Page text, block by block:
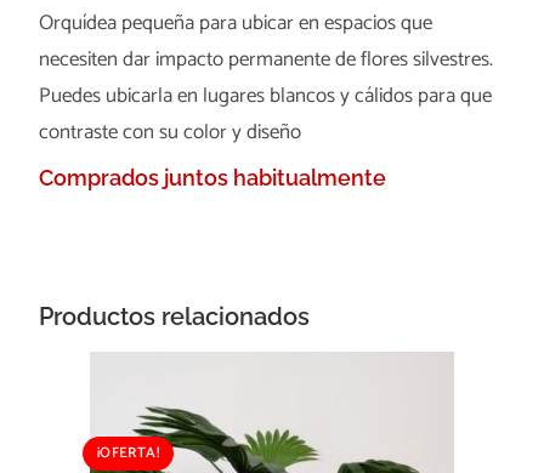
Orquídea pequeña para ubicar en espacios que
necesiten dar impacto permanente de flores silvestres.
Puedes ubicarla en lugares blancos y cálidos para que
contraste con su color y diseño
Comprados juntos habitualmente
Productos relacionados
¡OFERTA!